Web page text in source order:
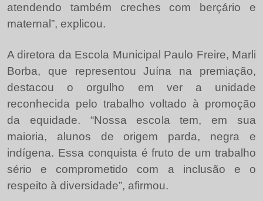
atendendo também creches com berçário e
maternal”, explicou.
A diretora da Escola Municipal Paulo Freire, Marli
Borba, que representou Juína na premiação,
destacou o orgulho em ver a unidade
reconhecida pelo trabalho voltado à promoção
da equidade. “Nossa escola tem, em sua
maioria, alunos de origem parda, negra e
indígena. Essa conquista é fruto de um trabalho
sério e comprometido com a inclusão e o
respeito à diversidade”, afirmou.